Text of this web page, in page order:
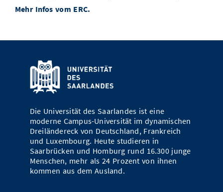
Mehr Infos vom ERC.
Die Universität des Saarlandes ist eine
moderne Campus-Universität im dynamischen
Dreiländereck von Deutschland, Frankreich
und Luxembourg. Heute studieren in
Saarbrücken und Homburg rund 16.300 junge
Menschen, mehr als 24 Prozent von ihnen
kommen aus dem Ausland.